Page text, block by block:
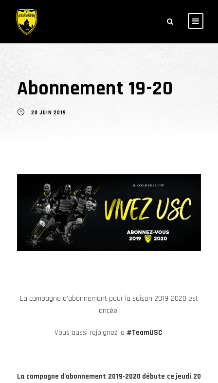
Abonnement 19-20
20 JUIN 2019
La campagne d’abonnement pour la saison 2019-2020 est
lancée !
Vous aussi rejoignez la #TeamUSC
La campagne d’abonnement 2019-2020 débute ce jeudi 20